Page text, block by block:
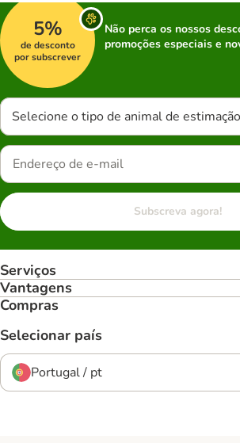
5%
de desconto
por subscrever
Não perca os nossos
promoções especiais e
Selecione o tipo de animal de estimação
Subscreva agora!
Serviços
Vantagens
Compras
Selecionar país
Portugal / pt